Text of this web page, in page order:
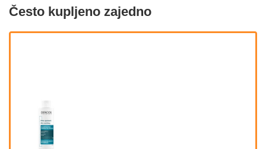
Često kupljeno zajedno